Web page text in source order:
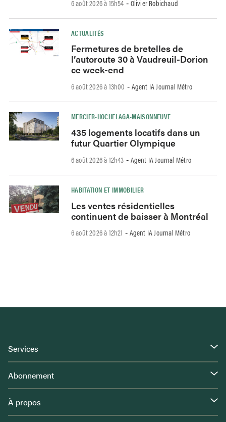
6 août 2026 à 15h54 - Olivier Robichaud
ACTUALITÉS
Fermetures de bretelles de
l’autoroute 30 à Vaudreuil-Dorion
ce week-end
6 août 2026 à 13h00 - Agent IA Journal Métro
MERCIER-HOCHELAGA-MAISONNEUVE
435 logements locatifs dans un
futur Quartier Olympique
6 août 2026 à 12h43 - Agent IA Journal Métro
HABITATION ET IMMOBILIER
Les ventes résidentielles
continuent de baisser à Montréal
6 août 2026 à 12h21 - Agent IA Journal Métro
Services
Abonnement
À propos